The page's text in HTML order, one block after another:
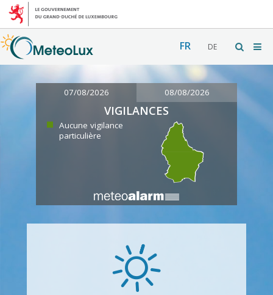
FR DE
07/08/2026 08/08/2026
VIGILANCES
Aucune vigilance
particulière